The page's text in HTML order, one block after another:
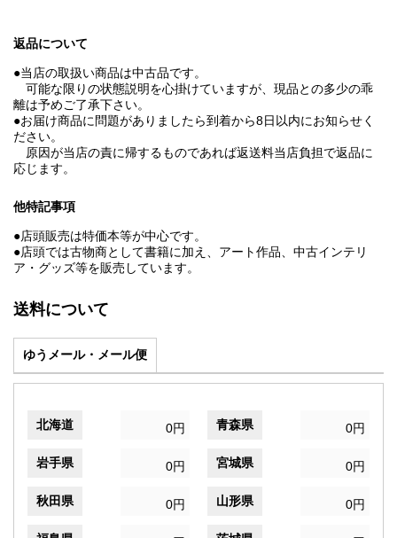
返品について
●当店の取扱い商品は中古品です。
可能な限りの状態説明を心掛けていますが、現品との多少の乖
離は予めご了承下さい。
●お届け商品に問題がありましたら到着から8日以内にお知らせく
ださい。
原因が当店の責に帰するものであれば返送料当店負担で返品に
応じます。
他特記事項
●店頭販売は特価本等が中心です。
●店頭では古物商として書籍に加え、アート作品、中古インテリ
ア・グッズ等を販売しています。
送料について
ゆうメール・メール便
北海道 0円 青森県 0円
岩手県 0円 宮城県 0円
秋田県 0円 山形県 0円